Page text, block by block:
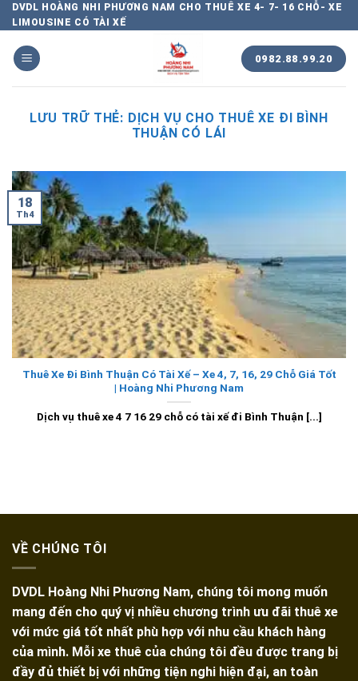
Chuyển
đến
nội
dung
DVDL HOÀNG NHI PHƯƠNG NAM CHO THUÊ XE 4- 7- 16 CHỖ- XE
LIMOUSINE CÓ TÀI XẾ
0982.88.99.20
LƯU TRỮ THẺ: DỊCH VỤ CHO THUÊ XE ĐI BÌNH
THUẬN CÓ LÁI
Thuê Xe Đi Bình Thuận Có Tài Xế – Xe 4, 7, 16, 29 Chỗ Giá Tốt
| Hoàng Nhi Phương Nam
Dịch vụ thuê xe 4 7 16 29 chỗ có tài xế đi Bình Thuận [...]
18
Th4
VỀ CHÚNG TÔI
DVDL Hoàng Nhi Phương Nam, chúng tôi mong muốn
mang đến cho quý vị nhiều chương trình ưu đãi thuê xe
với mức giá tốt nhất phù hợp với nhu cầu khách hàng
của mình. Mỗi xe thuê của chúng tôi đều được trang bị
đầy đủ thiết bị với những tiện nghi hiện đại, an toàn